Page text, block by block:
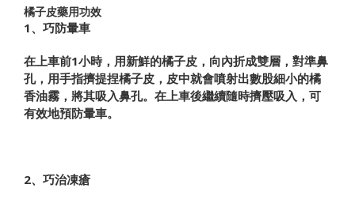
橘子皮藥用功效
1、巧防暈車
在上車前1小時，用新鮮的橘子皮，向內折成雙層，對準鼻
孔，用手指擠提捏橘子皮，皮中就會噴射出數股細小的橘
香油霧，將其吸入鼻孔。在上車後繼續隨時擠壓吸入，可
有效地預防暈車。
2、巧治凍瘡